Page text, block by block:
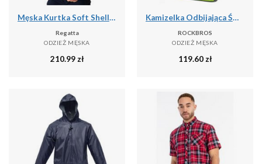
Męska Kurtka Soft Shell Mountdale
Regatta
ODZIEŻ MĘSKA
210.99zł
Kamizelka Odbijająca Światło z Poliestru Kurtka Bezpieczeństwa Nocna
ROCKBROS
ODZIEŻ MĘSKA
119.60zł